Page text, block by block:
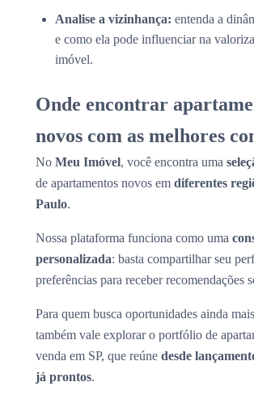
Analise a vizinhança: entenda a
e como ela pode influenciar na
imóvel.
Onde encontrar
novos com as melhores
No Meu Imóvel, você encontra uma
de apartamentos novos em diferentes
Paulo.
Nossa plataforma funciona como uma
personalizada: basta compartilhar seu
preferências para receber recomendações
Para quem busca oportunidades ainda
também vale explorar o portfólio de
venda em SP, que reúne desde
já prontos.